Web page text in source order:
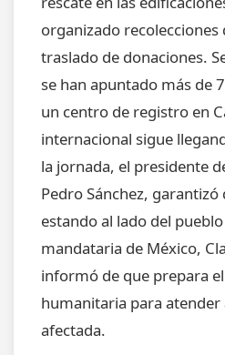
organizado recolecciones
traslado de donaciones.
se han apuntado más de
un centro de registro en
internacional sigue
la jornada, el presidente
Pedro Sánchez, garantizó
estando al lado del
mandataria de México,
informó de que prepara
humanitaria para atender
afectada.